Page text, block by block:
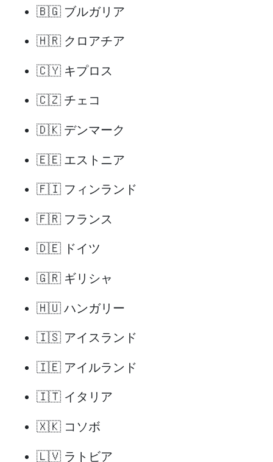
🇧🇬 ブルガリア
🇭🇷 クロアチア
🇨🇾 キプロス
🇨🇿 チェコ
🇩🇰 デンマーク
🇪🇪 エストニア
🇫🇮 フィンランド
🇫🇷 フランス
🇩🇪 ドイツ
🇬🇷 ギリシャ
🇭🇺 ハンガリー
🇮🇸 アイスランド
🇮🇪 アイルランド
🇮🇹 イタリア
🇽🇰 コソボ
🇱🇻 ラトビア